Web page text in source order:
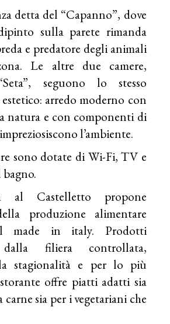
detta del “Capanno”, dove
sulla parete rimanda
e predatore degli animali
Le altre due camere,
seguono lo stesso
arredo moderno con
natura e con componenti di
l’ambiente.
sono dotate di Wi-Fi, TV e
bagno.
al Castelletto propone
produzione alimentare
made in italy. Prodotti
dalla filiera controllata,
stagionalità e per lo più
offre piatti adatti sia
carne sia per i vegetariani che